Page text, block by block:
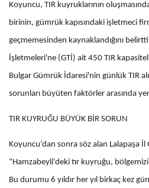
Koyuncu, TIR kuyruklarının
birinin, gümrük kapısındaki işletmeci
geçmemesinden kaynaklandığını
İşletmeleri'ne (GTİ) ait 450 TIR kapasiteli
Bulgar Gümrük İdaresi'nin günlük TIR
sorunları büyüten faktörler arasında yer
TIR KUYRUĞU BÜYÜK BİR SORUN
Koyuncu’dan sonra söz alan Lalapaşa
“Hamzabeyli'deki tır kuyruğu,
Bu durumu 6 yıldır her yıl birkaç kez